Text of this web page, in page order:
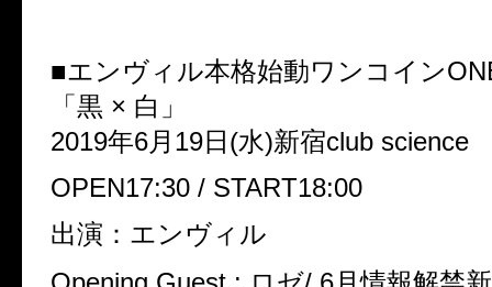
■エンヴィル本格始動ワンコイン
「黒 × 白」
2019年6月19日(水)新宿club science
OPEN17:30 / START18:00
出演：エンヴィル